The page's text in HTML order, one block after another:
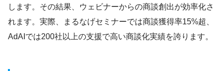
します。その結果、ウェビナーからの商談創出が効率化さ
れます。実際、まるなげセミナーでは商談獲得率15%超、
AdAIでは200社以上の支援で高い商談化実績を誇ります。